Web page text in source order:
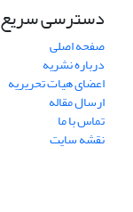
دسترسی سریع
صفحه اصلی
درباره نشریه
اعضای هیات تحریریه
ارسال مقاله
تماس با ما
نقشه سایت